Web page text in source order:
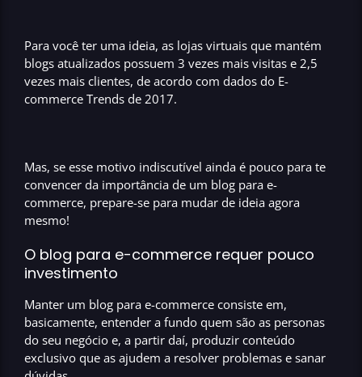
Para você ter uma ideia, as lojas virtuais que mantém
blogs atualizados possuem 3 vezes mais visitas e 2,5
vezes mais clientes, de acordo com dados do E-
commerce Trends de 2017.
Mas, se esse motivo indiscutível ainda é pouco para te
convencer da importância de um blog para e-
commerce, prepare-se para mudar de ideia agora
mesmo!
O blog para e-commerce requer pouco
investimento
Manter um blog para e-commerce consiste em,
basicamente, entender a fundo quem são as personas
do seu negócio e, a partir daí, produzir conteúdo
exclusivo que as ajudem a resolver problemas e sanar